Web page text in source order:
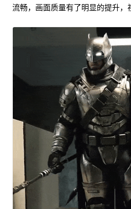
流畅，画面质量有了明显的提升，